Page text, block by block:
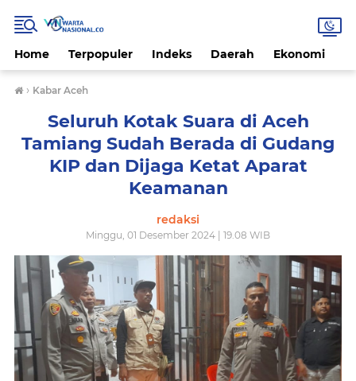
Home Terpopuler Indeks Daerah Ekonomi
› Kabar Aceh
Seluruh Kotak Suara di Aceh
Tamiang Sudah Berada di Gudang
KIP dan Dijaga Ketat Aparat
Keamanan
redaksi
Minggu, 01 Desember 2024 | 19.08 WIB